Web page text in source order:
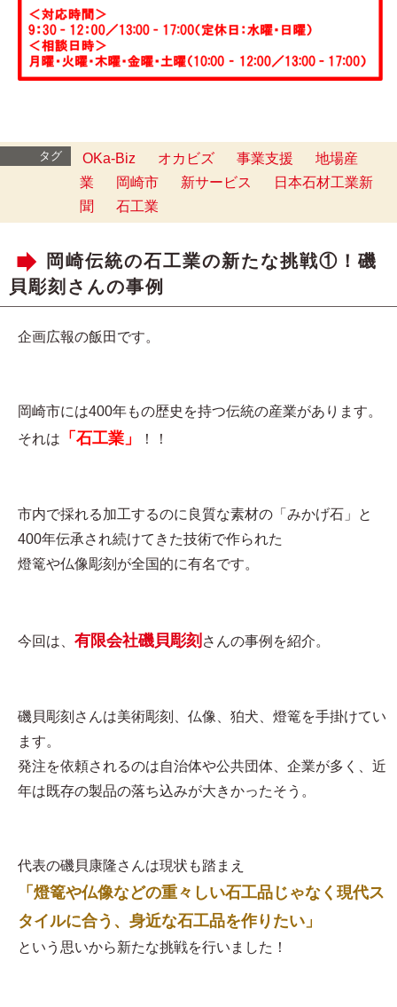
タグ OKa-Biz オカビズ 事業支援
地場産
業
岡崎市 新サービス
日本石材工業新
聞
石工業
岡崎伝統の石工業の新たな挑戦①！磯
貝彫刻さんの事例
企画広報の飯田です。
岡崎市には400年もの歴史を持つ伝統の産業があります。
それは
「石工業」 ！！
市内で採れる加工するのに良質な素材の「みかげ石」と
400年伝承され続けてきた技術で作られた
燈篭や仏像彫刻が全国的に有名です。
今回は、 有限会社磯貝彫刻 さんの事例を紹介。
磯貝彫刻さんは美術彫刻、仏像、狛犬、燈篭を手掛けてい
ます。
発注を依頼されるのは自治体や公共団体、企業が多く、近
年は既存の製品の落ち込みが大きかったそう。
代表の磯貝康隆さんは現状も踏まえ
「燈篭や仏像などの重々しい石工品じゃなく現代ス
タイルに合う、身近な石工品を作りたい」
という思いから新たな挑戦を行いました！